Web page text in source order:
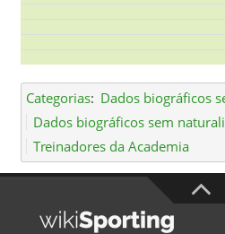
Categorias: Dados biográficos
Dados biográficos sem
Treinadores da Academia